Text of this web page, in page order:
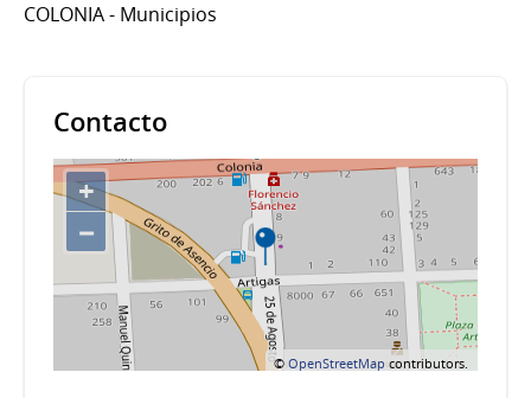
COLONIA - Municipios
Contacto
+
−
©OpenStreetMapcontributors.